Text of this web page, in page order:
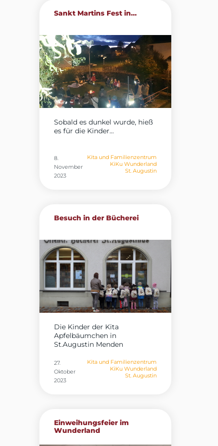
Sankt Martins Fest in...
Sobald es dunkel wurde, hieß
es für die Kinder...
8.
November
2023
Kita und Familienzentrum
KiKu Wunderland
St. Augustin
Besuch in der Bücherei
Die Kinder der Kita
Apfelbäumchen in
St.Augustin Menden
27.
Oktober
2023
Kita und Familienzentrum
KiKu Wunderland
St. Augustin
Einweihungsfeier im
Wunderland